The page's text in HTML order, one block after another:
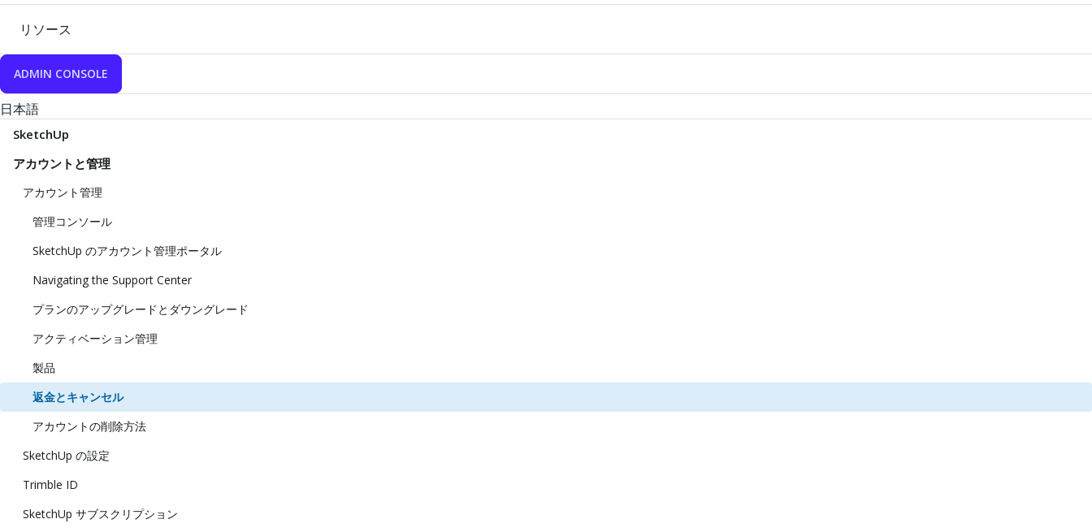
リソース
ADMIN CONSOLE
日本語
SketchUp
アカウントと管理
アカウント管理
管理コンソール
SketchUp のアカウント管理ポータル
Navigating the Support Center
プランのアップグレードとダウングレード
アクティベーション管理
製品
返金とキャンセル
アカウントの削除方法
SketchUp の設定
Trimble ID
SketchUp サブスクリプション